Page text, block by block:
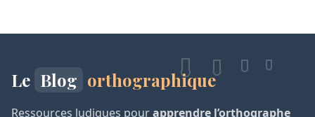
Le Blog orthographique
Ressources ludiques pourapprendre l’orthographe